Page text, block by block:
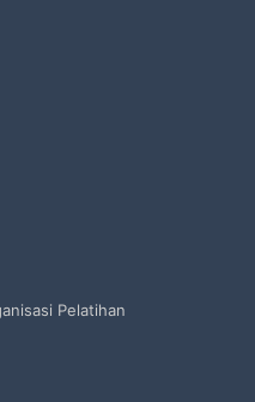
Pelatihan